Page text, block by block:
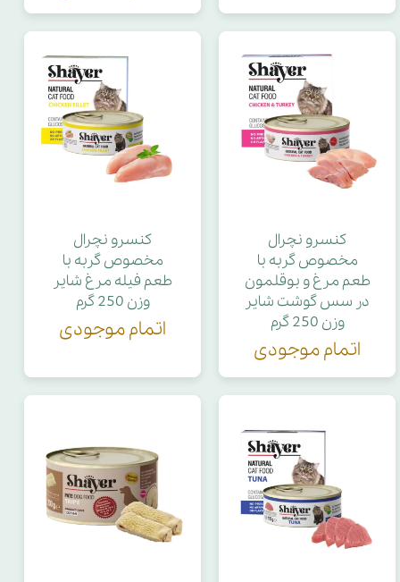
کنسرو نچرال
مخصوص گربه با
طعم مرغ و بوقلمون
در سس گوشت شایر
وزن 250 گرم
اتمام موجودی
کنسرو نچرال
مخصوص گربه با
طعم فیله مرغ شایر
وزن 250 گرم
اتمام موجودی